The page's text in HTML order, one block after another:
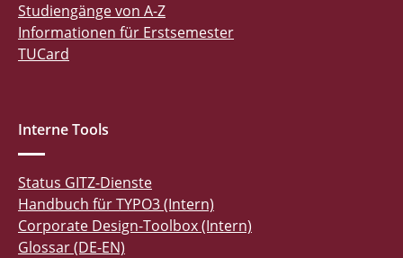
Studiengänge von A-Z
Informationen für Erstsemester
TUCard
Interne Tools
Status GITZ-Dienste
Handbuch für TYPO3 (Intern)
Corporate Design-Toolbox (Intern)
Glossar (DE-EN)